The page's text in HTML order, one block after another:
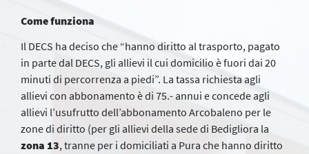
Come funziona
Il DECS ha deciso che “hanno diritto al trasporto, pagato
in parte dal DECS, gli allievi il cui domicilio è fuori dai 20
minuti di percorrenza a piedi”. La tassa richiesta agli
allievi con abbonamento è di 75.- annui e concede agli
allievi l’usufrutto dell’abbonamento Arcobaleno per le
zone di diritto (per gli allievi della sede di Bedigliora la
zona 13, tranne per i domiciliati a Pura che hanno diritto